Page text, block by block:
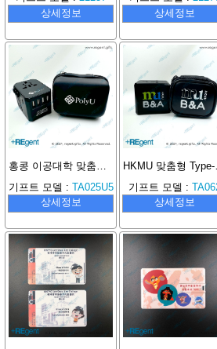
상세정보 상세정보
기프트 모델 : TA025U5
상세정보
HKMU 맞춤
기프트 모델 :
상세정보